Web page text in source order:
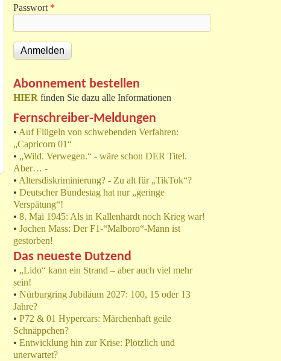
Passwort *
Abonnement bestellen
HIER finden Sie dazu alle Informationen
Fernschreiber-Meldungen
• Auf Flügeln von schwebenden Verfahren:
„Capricorn 01“
• „Wild. Verwegen.“ - wäre schon DER Titel.
Aber… -
• Altersdiskriminierung? - Zu alt für „TikTok“?
• Deutscher Bundestag hat nur „geringe
Verspätung“!
• 8. Mai 1945: Als in Kallenhardt noch Krieg war!
• Jochen Mass: Der F1-“Malboro“-Mann ist
gestorben!
Das neueste Dutzend
• „Lido“ kann ein Strand – aber auch viel mehr
sein!
• Nürburgring Jubiläum 2027: 100, 15 oder 13
Jahre?
• P72 & 01 Hypercars: Märchenhaft geile
Schnäppchen?
• Entwicklung hin zur Krise: Plötzlich und
unerwartet?